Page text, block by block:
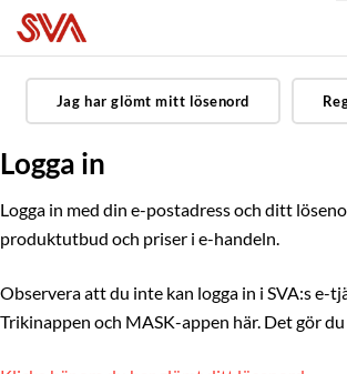
Jag har glömt mitt lösenord
Logga in
Logga in med din e-postadress och ditt
produktutbud och priser i e-handeln.
Observera att du inte kan logga in i SVA:s e-
Trikinappen och MASK-appen här. Det gör